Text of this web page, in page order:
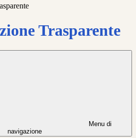
Trasparente
Menu di
navigazione